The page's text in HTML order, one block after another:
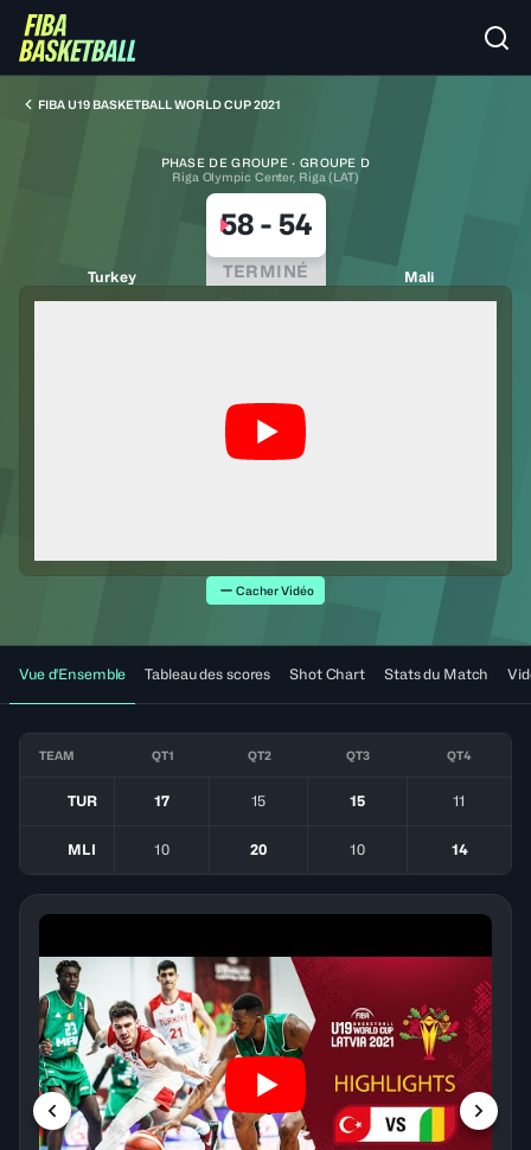
FIBA U19 BASKETBALL WORLD CUP 2021
PHASE DE GROUPE · GROUPE D
Riga Olympic Center, Riga (LAT)
Turkey
58- 54
TERMINÉ Mali
Cacher Vidéo
Vue d'Ensemble Tableau des scores Shot Chart Stats du Match
TEAM QT1 QT2 QT3 QT4
TUR 17 15 15 11
MLI 10 20 10 14